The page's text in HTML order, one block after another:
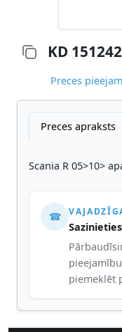
KD
Preces
Preces apraksts
Scania R 05>10>
☎
piemeklēt